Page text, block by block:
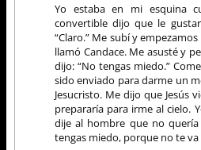
Yo estaba en mi esquina
convertible dijo que le
“Claro.” Me subí y
llamó Candace. Me asusté y
dijo: “No tengas miedo.”
sido enviado para darme un
Jesucristo. Me dijo que Jesús
prepararía para irme al cielo.
dije al hombre que no
tengas miedo, porque no te va